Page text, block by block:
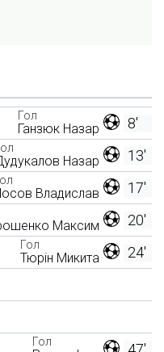
8'
Гол
Ганзюк Назар
13'
Назар
17'
Владислав
20'
Максим
24'
Гол
Тюрін Микита
Гол